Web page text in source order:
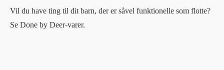
Vil du have ting til dit barn, der er såvel funktionelle som flotte?
Se Done by Deer-varer.